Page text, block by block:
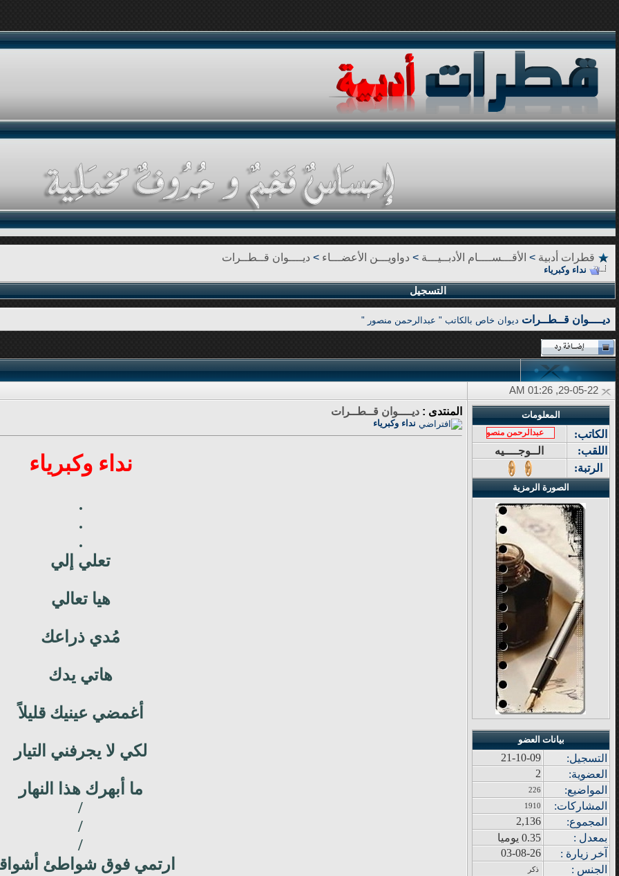
قطرات أدبية > الأقـــســــام الأدبــيـــة > دواويـــن الأعضـــاء > ديــــوان قــطــرات
نداء وكبرياء
التسجيل
ديــــوان قــطــرات ديوان خاص بالكاتب " عبدالرحمن منصور "
المعلومات
الكاتب: عبدالرحمن منصور
اللقب:
الــوجــــيه
الرتبة:
الصورة الرمزية
بيانات العضو
التسجيل:
21-10-09
العضوية:
2
المواضيع:
226
المشاركات:
1910
المجموع:
2,136
بمعدل :
0.35 يوميا
خر زيار ة :
03-08-26
الجنس :
ذكر
المنتدى : ديــــوان قــطــرات
نداء وكبرياء
نداء وكبرياء
.
.
.
تعلي إلي
هيا تعالي
مُدي ذراعك
هاتي يدك
أغمضي عينيك قليلاً
لكي لا يجرفني التيار
ما أبهرك هذا النهار
/
/
/
ارتمي فوق شواطئ